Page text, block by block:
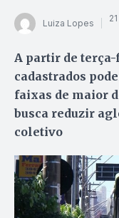
Luiza Lopes
A partir de terça-
cadastrados
faixas de maior
busca reduzir
coletivo